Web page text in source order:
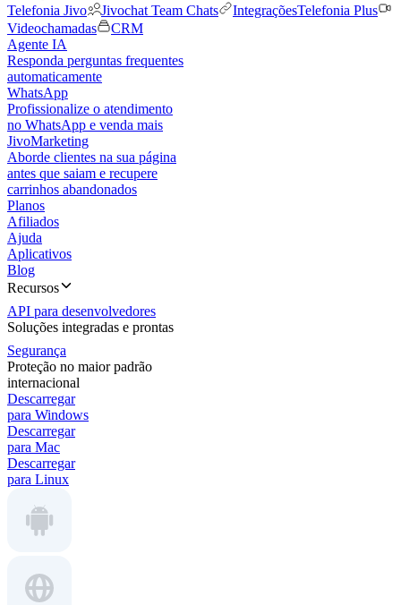
Telefonia Jivo
Jivochat Team Chats IntegraçõesTelefonia Plus
Videochamadas
CRM
Agente IA
Responda perguntas frequentes
automaticamente
WhatsApp
Profissionalize o atendimento
no WhatsApp e venda mais
JivoMarketing
Aborde clientes na sua página
antes que saiam e recupere
carrinhos abandonados
Planos
Afiliados
Ajuda
Aplicativos
Blog
Recursos
API para desenvolvedores
Soluções integradas e prontas
Segurança
Proteção no maior padrão
internacional
Descarregar
para Windows
Descarregar
para Mac
Descarregar
para Linux